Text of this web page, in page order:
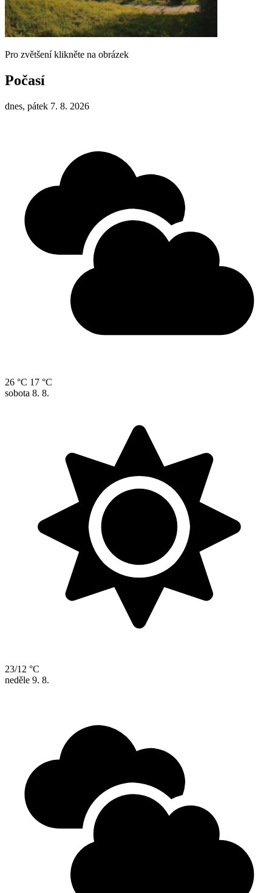
Pro zvětšení klikněte na obrázek
Počasí
dnes, pátek 7. 8. 2026
26 °C 17 °C
sobota 8. 8.
23/12 °C
neděle 9. 8.